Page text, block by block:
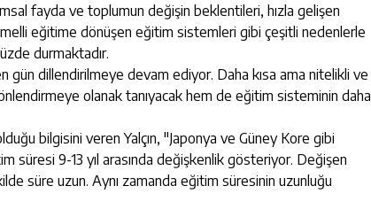
fayda ve toplumun değişin beklentileri, hızla gelişen
eğitime dönüşen eğitim sistemleri gibi çeşitli nedenlerle
durmaktadır.
gün dillendirilmeye devam ediyor. Daha kısa ama nitelikli ve
olanak tanıyacak hem de eğitim sisteminin daha
bilgisini veren Yalçın, "Japonya ve Güney Kore gibi
süresi 9-13 yıl arasında değişkenlik gösteriyor. Değişen
süre uzun. Aynı zamanda eğitim süresinin uzunluğu